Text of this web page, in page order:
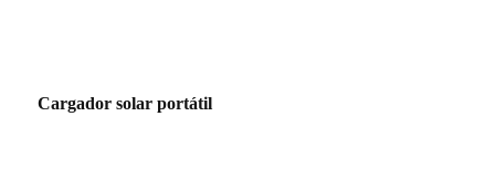
Cargador solar portátil